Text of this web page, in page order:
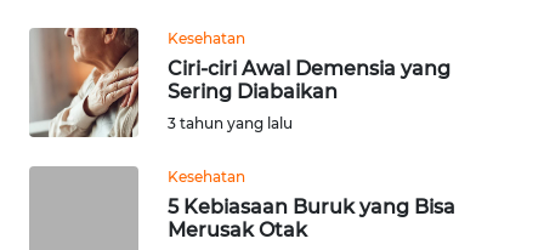
Kesehatan
Ciri-ciri Awal Demensia yang
Sering Diabaikan
3 tahun yang lalu
Kesehatan
5 Kebiasaan Buruk yang Bisa
Merusak Otak
TENTANG
KAMI
PEDOMAN